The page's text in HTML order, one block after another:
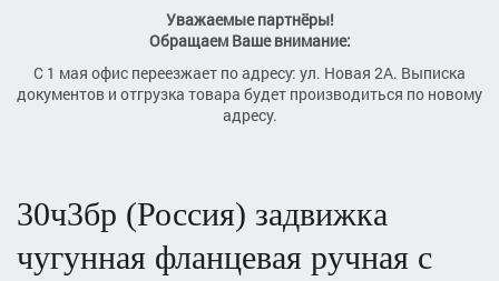
Уважаемые партнёры!
Обращаем Ваше внимание:
С 1 мая офис переезжает по адресу: ул. Новая 2А. Выписка
документов и отгрузка товара будет производиться по новому
адресу.
30ч3бр (Россия) задвижка
чугунная фланцевая ручная с